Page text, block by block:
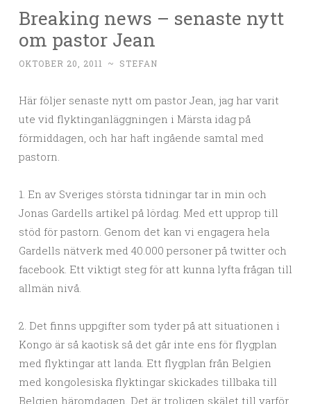
Breaking news – senaste nytt
om pastor Jean
OKTOBER 20, 2011 ~ STEFAN
Här följer senaste nytt om pastor Jean, jag har varit
ute vid flyktinganläggningen i Märsta idag på
förmiddagen, och har haft ingående samtal med
pastorn.
1. En av Sveriges största tidningar tar in min och
Jonas Gardells artikel på lördag. Med ett upprop till
stöd för pastorn. Genom det kan vi engagera hela
Gardells nätverk med 40.000 personer på twitter och
facebook. Ett viktigt steg för att kunna lyfta frågan till
allmän nivå.
2. Det finns uppgifter som tyder på att situationen i
Kongo är så kaotisk så det går inte ens för flygplan
med flyktingar att landa. Ett flygplan från Belgien
med kongolesiska flyktingar skickades tillbaka till
Belgien häromdagen. Det är troligen skälet till varför